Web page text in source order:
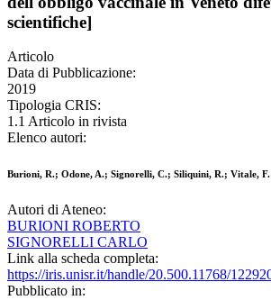
scientifiche]
Articolo
Data di Pubblicazione:
2019
Tipologia CRIS:
1.1 Articolo in rivista
Elenco autori:
Burioni, R.; Odone, A.; Signorelli, C.; Siliquini, R.; Vitale, F.
Autori di Ateneo:
BURIONI ROBERTO
SIGNORELLI CARLO
Link alla scheda completa:
https://iris.unisr.it/handle/20.500.11768/
Pubblicato in: